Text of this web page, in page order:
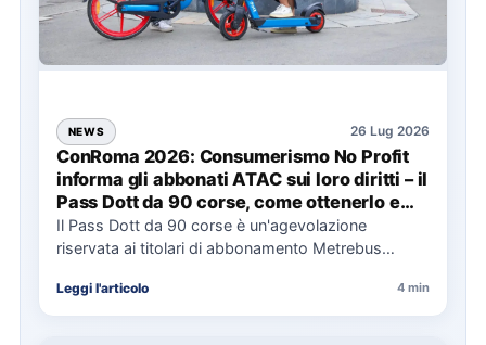
NEWS 26 Lug 2026
ConRoma 2026: Consumerismo No Profit
informa gli abbonati ATAC sui loro diritti – il
Pass Dott da 90 corse, come ottenerlo e
cosa spetta in caso di disservizi
Il Pass Dott da 90 corse è un'agevolazione
riservata ai titolari di abbonamento Metrebus
Leggi l'articolo 4 min